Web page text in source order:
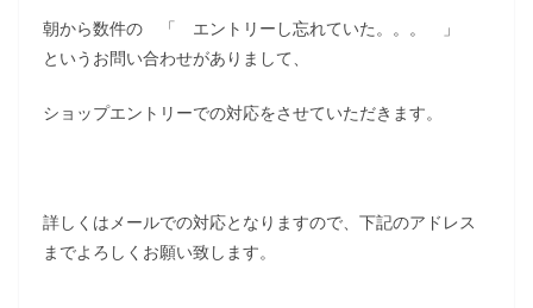
朝から数件の 「 エントリーし忘れていた。。。 」
というお問い合わせがありまして、
ショップエントリーでの対応をさせていただきます。
詳しくはメールでの対応となりますので、下記のアドレス
までよろしくお願い致します。